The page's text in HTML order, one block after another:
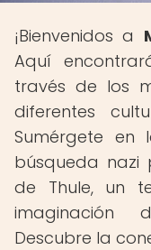
¡Bienvenidos a
Aquí
través de los
diferentes
Sumérgete en
búsqueda nazi
de Thule, un
imaginación
Descubre la